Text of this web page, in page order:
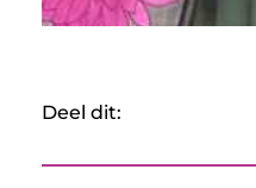
Deel dit: